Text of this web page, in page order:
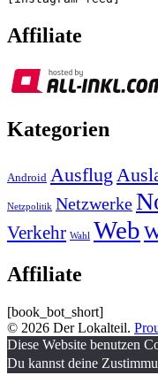
Affiliate
Kategorien
Android Ausflug
Netzpolitik Netzwerke
Verkehr Wahl Web
Affiliate
[book_bot_short]
© 2026 Der Lokalteil.
Diese Website benutzen
Du kannst deine